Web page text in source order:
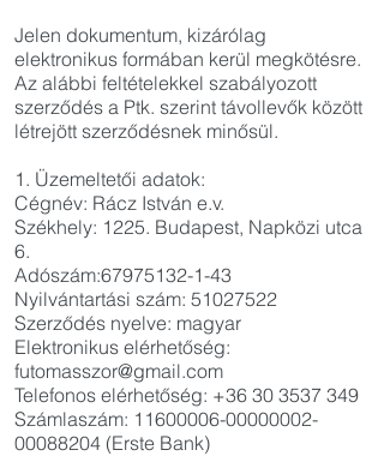
Jelen dokumentum, kizárólag
elektronikus formában kerül megkötésre.
Az alábbi feltételekkel szabályozott
szerződés a Ptk. szerint távollevők között
létrejött szerződésnek minősül.
1. Üzemeltetői adatok:
Cégnév: Rácz István e.v.
Székhely: 1225. Budapest, Napközi utca
6.
Adószám:67975132-1-43
Nyilvántartási szám: 51027522
Szerződés nyelve: magyar
Elektronikus elérhetőség:
futomasszor@gmail.com
Telefonos elérhetőség: +36 30 3537 349
Számlaszám: 11600006-00000002-
00088204 (Erste Bank)